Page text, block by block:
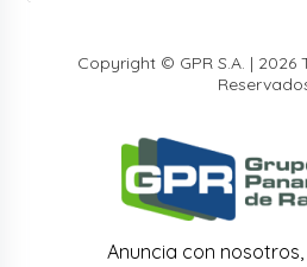
Copyright © GPR S.A. | 2026
Anuncia con nosotros,